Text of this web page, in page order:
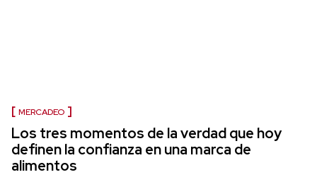
MERCADEO
Los tres momentos de la verdad que hoy
definen la confianza en una marca de
alimentos